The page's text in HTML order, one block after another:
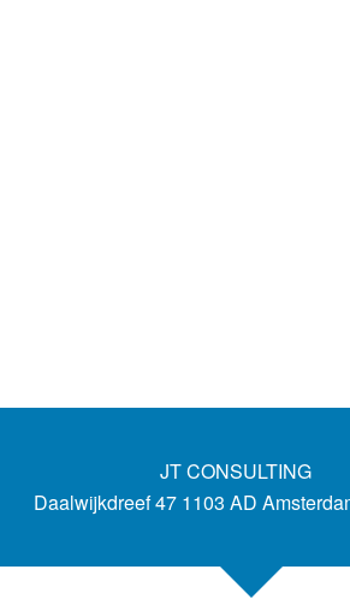
JT CONSULTING
Daalwijkdreef 47 1103 AD